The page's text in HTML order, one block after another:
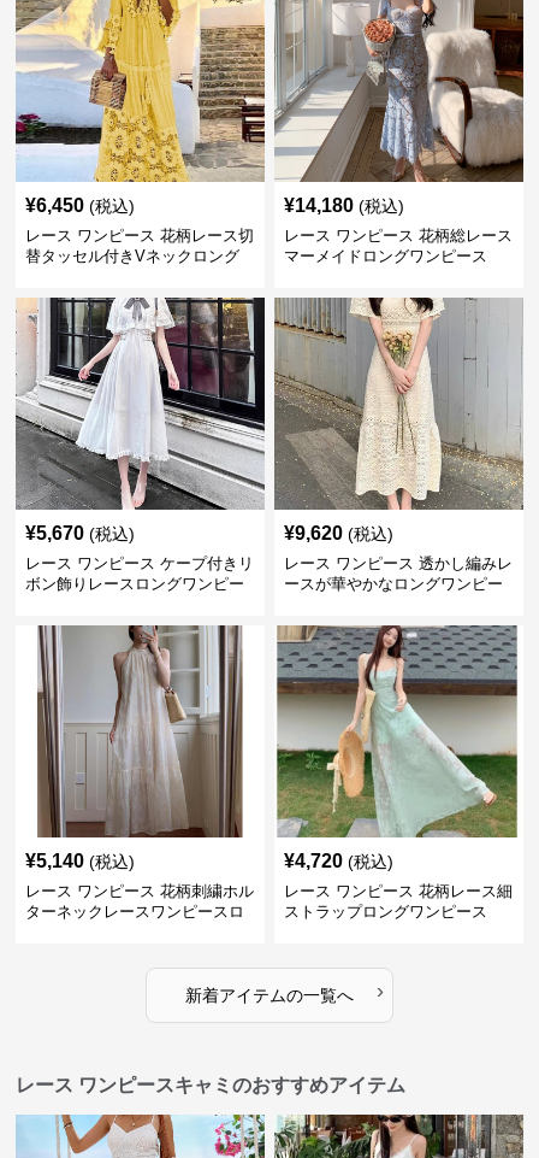
¥6,450 (税込)
レース ワンピース 花柄レース切
替タッセル付きVネックロング
¥14,180 (税込)
レース ワンピース 花柄総レース
マーメイドロングワンピース
¥5,670 (税込)
レース ワンピース ケープ付きリ
ボン飾りレースロングワンピー
¥9,620 (税込)
レース ワンピース 透かし編みレ
ースが華やかなロングワンピー
¥5,140 (税込)
レース ワンピース 花柄刺繍ホル
ターネックレースワンピースロ
¥4,720 (税込)
レース ワンピース 花柄レース細
ストラップロングワンピース
新着アイテムの一覧へ ›
レース ワンピースキャミのおすすめアイテム